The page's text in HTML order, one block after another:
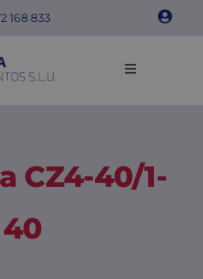
168 833
Toggle
CZ4-40/1-
40